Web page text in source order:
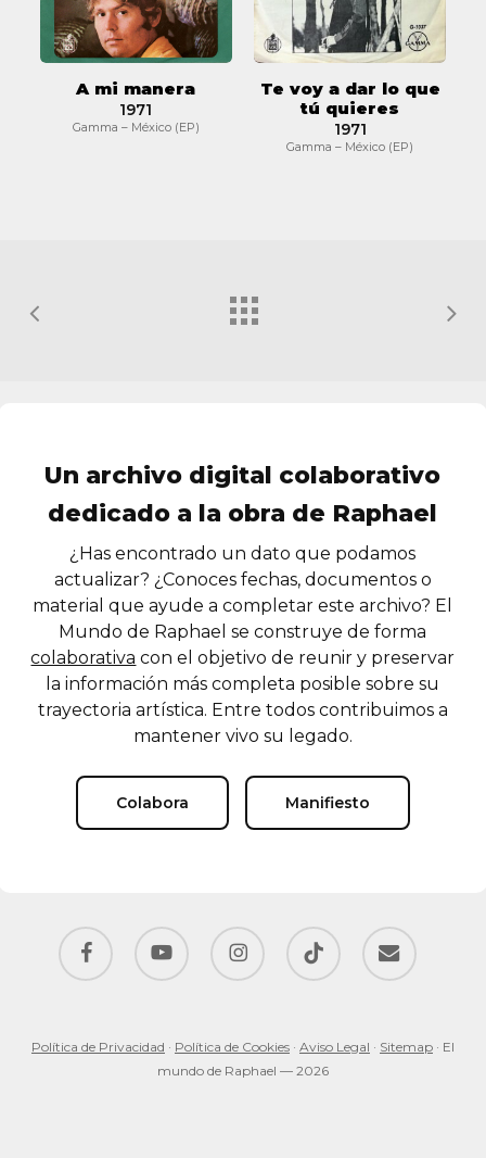
A mi manera
1971
Gamma – México (EP)
que
tú
quieres
Te voy a dar lo que
tú quieres
1971
Gamma – México (EP)
Un archivo digital colaborativo
dedicado a la obra de Raphael
¿Has encontrado un dato que podamos
actualizar? ¿Conoces fechas, documentos o
material que ayude a completar este archivo? El
Mundo de Raphael se construye de forma
colaborativa con el objetivo de reunir y preservar
la información más completa posible sobre su
trayectoria artística. Entre todos contribuimos a
mantener vivo su legado.
Colabora Manifiesto
facebook youtube instagram tiktok email
Política de Privacidad · Política de Cookies · Aviso Legal · Sitemap · El
mundo de Raphael — 2026